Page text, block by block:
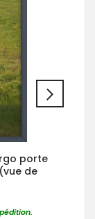
porte
de